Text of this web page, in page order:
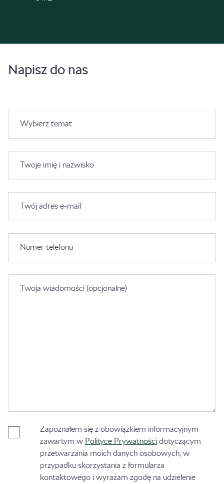
Napisz do nas
Wybierz temat
Twoje imię i nazwisko
Twój adres e-mail
Numer telefonu
Twoja wiadomości (opcjonalne)
Zapoznałem się z obowiązkiem informacyjnym
zawartym w Polityce Prywatności dotyczącym
przetwarzania moich danych osobowych, w
przypadku skorzystania z formularza
kontaktowego i wyrażam zgodę na udzielenie